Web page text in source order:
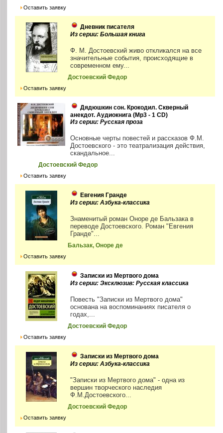
Оставить заявку
Дневник писателя
Из серии: Большая книга
Ф. М. Достоевский живо откликался на все
значительные события, происходящие в
современном ему...
Достоевский Федор
Оставить заявку
Дядюшкин сон. Крокодил. Скверный
анекдот. Аудиокнига (Mp3 - 1 CD)
Из серии: Русская проза
Основные черты повестей и рассказов Ф.М.
Достоевского - это театрализация действия,
скандальное...
Достоевский Федор
Оставить заявку
Евгения Гранде
Из серии: Азбука-классика
Знаменитый роман Оноре де Бальзака в
переводе Достоевского. Роман "Евгения
Гранде"...
Бальзак, Оноре де
Оставить заявку
Записки из Мертвого дома
Из серии: Эксклюзив: Русская классика
Повесть "Записки из Мертвого дома"
основана на воспоминаниях писателя о
годах,...
Достоевский Федор
Оставить заявку
Записки из Мертвого дома
Из серии: Азбука-классика
"Записки из Мертвого дома" - одна из
вершин творческого наследия
Ф.М.Достоевского...
Достоевский Федор
Оставить заявку